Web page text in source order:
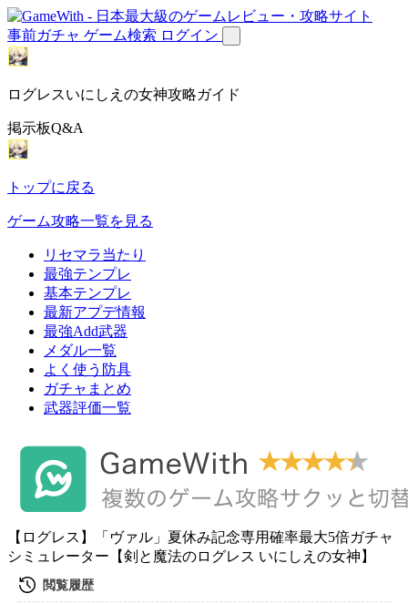
事前ガチャ ゲーム検索 ログイン
ログレスいにしえの女神攻略ガイド
掲示板Q&A
トップに戻る
ゲーム攻略一覧を見る
リセマラ当たり
最強テンプレ
基本テンプレ
最新アプデ情報
最強Add武器
メダル一覧
よく使う防具
ガチャまとめ
武器評価一覧
【ログレス】「ヴァル」夏休み記念専用確率最大5倍ガチャ
シミュレーター【剣と魔法のログレス いにしえの女神】